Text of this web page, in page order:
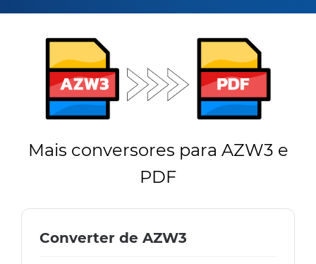
Mais conversores para AZW3 e
PDF
Converter de AZW3